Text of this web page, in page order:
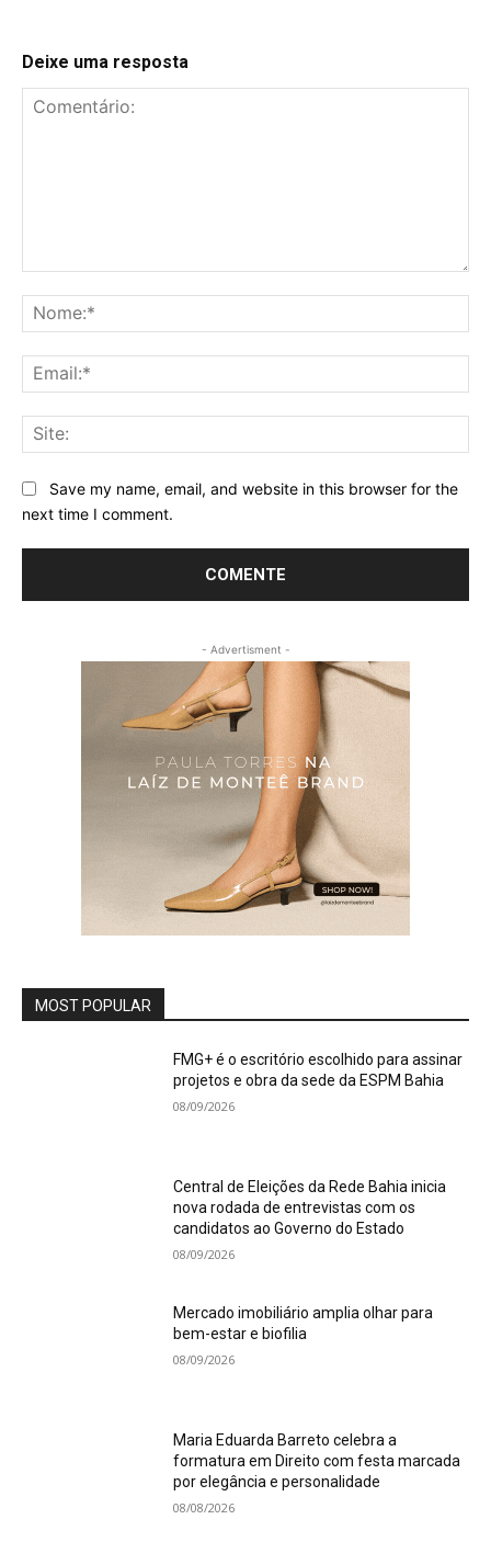
Deixe uma resposta
Save my name, email, and website in this browser for the
next time I comment.
- Advertisment -
MOST POPULAR
FMG+ é o escritório escolhido para assinar
projetos e obra da sede da ESPM Bahia
08/09/2026
Central de Eleições da Rede Bahia inicia
nova rodada de entrevistas com os
candidatos ao Governo do Estado
08/09/2026
Mercado imobiliário amplia olhar para
bem-estar e biofilia
08/09/2026
Maria Eduarda Barreto celebra a
formatura em Direito com festa marcada
por elegância e personalidade
08/08/2026